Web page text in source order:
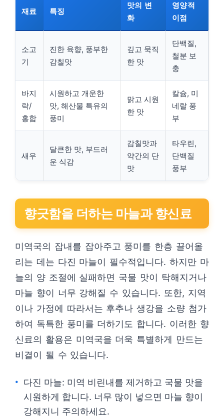
재료 특징
맛의 변
화
영양적
이점
소고
기
진한 육향, 풍부한
감칠맛
깊고 묵직
한 맛
단백질,
철분 보
충
바지
락/
홍합
시원하고 개운한
맛, 해산물 특유의
풍미
맑고 시원
한 맛
칼슘, 미
네랄 풍
부
새우
달큰한 맛, 부드러
운 식감
감칠맛과
약간의 단
맛
타우린,
단백질
풍부
향긋함을 더하는 마늘과 향신료
미역국의 잡내를 잡아주고 풍미를 한층 끌어올
리는 데는 다진 마늘이 필수적입니다. 하지만 마
늘의 양 조절에 실패하면 국물 맛이 탁해지거나
마늘 향이 너무 강해질 수 있습니다. 또한, 지역
이나 가정에 따라서는 후추나 생강을 소량 첨가
하여 독특한 풍미를 더하기도 합니다. 이러한 향
신료의 활용은 미역국을 더욱 특별하게 만드는
비결이 될 수 있습니다.
다진 마늘: 미역 비린내를 제거하고 국물 맛을
시원하게 합니다. 너무 많이 넣으면 마늘 향이
강해지니 주의하세요.